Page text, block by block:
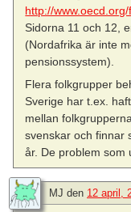
http://
Sidorna 11 och 12,
(Nordafrika är inte
pensionssystem).
Flera folkgrupper
Sverige har t.ex.
mellan
svenskar och finnar
år. De problem som
MJ den 12 april,